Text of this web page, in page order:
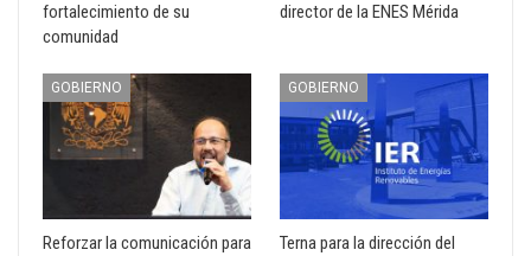
fortalecimiento de su
comunidad
director de la ENES Mérida
GOBIERNO
Reforzar la comunicación para
GOBIERNO
Terna para la dirección del